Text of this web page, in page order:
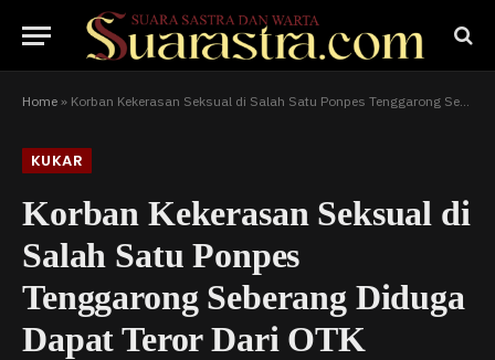
Home » Korban Kekerasan Seksual di Salah Satu Ponpes Tenggarong Seberang Diduga Dapat Teror Dari OTK
KUKAR
Korban Kekerasan Seksual di
Salah Satu Ponpes
Tenggarong Seberang Diduga
Dapat Teror Dari OTK